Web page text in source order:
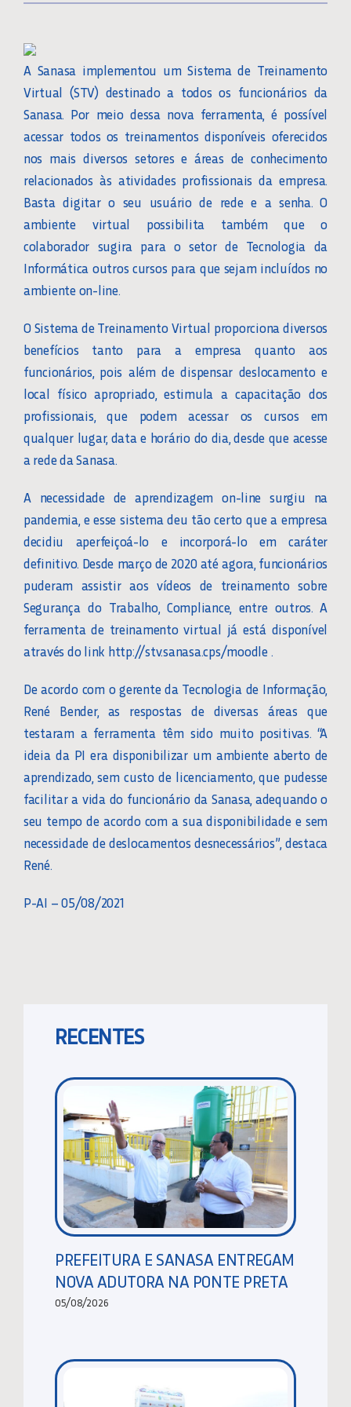
A Sanasa implementou um Sistema de Treinamento
Virtual (STV) destinado a todos os funcionários da
Sanasa. Por meio dessa nova ferramenta, é possível
acessar todos os treinamentos disponíveis oferecidos
nos mais diversos setores e áreas de conhecimento
relacionados às atividades profissionais da empresa.
Basta digitar o seu usuário de rede e a senha. O
ambiente virtual possibilita também que o
colaborador sugira para o setor de Tecnologia da
Informática outros cursos para que sejam incluídos no
ambiente on-line.
O Sistema de Treinamento Virtual proporciona diversos
benefícios tanto para a empresa quanto aos
funcionários, pois além de dispensar deslocamento e
local físico apropriado, estimula a capacitação dos
profissionais, que podem acessar os cursos em
qualquer lugar, data e horário do dia, desde que acesse
a rede da Sanasa.
A necessidade de aprendizagem on-line surgiu na
pandemia, e esse sistema deu tão certo que a empresa
decidiu aperfeiçoá-lo e incorporá-lo em caráter
definitivo. Desde março de 2020 até agora, funcionários
puderam assistir aos vídeos de treinamento sobre
Segurança do Trabalho, Compliance, entre outros. A
ferramenta de treinamento virtual já está disponível
através do link http://stv.sanasa.cps/moodle .
De acordo com o gerente da Tecnologia de Informação,
René Bender, as respostas de diversas áreas que
testaram a ferramenta têm sido muito positivas. “A
ideia da PI era disponibilizar um ambiente aberto de
aprendizado, sem custo de licenciamento, que pudesse
facilitar a vida do funcionário da Sanasa, adequando o
seu tempo de acordo com a sua disponibilidade e sem
necessidade de deslocamentos desnecessários”, destaca
René.
P-AI – 05/08/2021
RECENTES
PREFEITURA E SANASA ENTREGAM
NOVA ADUTORA NA PONTE PRETA
05/08/2026